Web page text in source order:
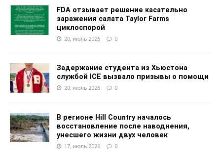
FDA отзывает решение касательно
заражения салата Taylor Farms
циклоспорой
20, июль 2026 0
Задержание студента из Хьюстона
службой ICE вызвало призывы о помощи
20, июль 2026 0
В регионе Hill Country началось
восстановление после наводнения,
унесшего жизни двух человек
17, июль 2026 0